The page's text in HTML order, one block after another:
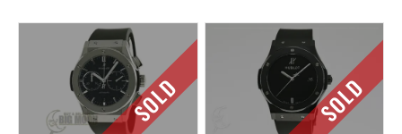
SOLD SOLD